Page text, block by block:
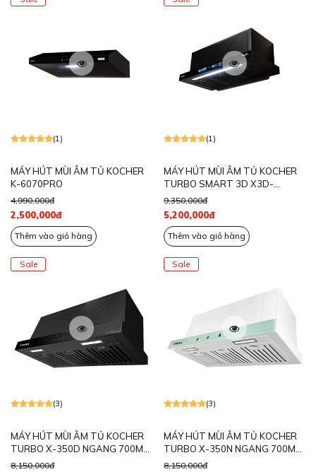
(1)
MÁY HÚT MÙI ÂM TỦ KOCHER
K-6070PRO
4,990,000đ
2,500,000đ
Thêm vào giỏ hàng
(1)
MÁY HÚT MÙI ÂM TỦ KOCHER
TURBO SMART 3D X3D-
350D.AUC AUTO CLEAN
9,350,000đ
5,200,000đ
Thêm vào giỏ hàng
Sale
(3)
MÁY HÚT MÙI ÂM TỦ KOCHER
TURBO X-350D NGANG 700MM
MÀU ĐEN
8,150,000đ
Sale
(3)
MÁY HÚT MÙI ÂM TỦ KOCHER
TURBO X-350N NGANG 700MM
MÀU NGỌC TRAI
8,150,000đ